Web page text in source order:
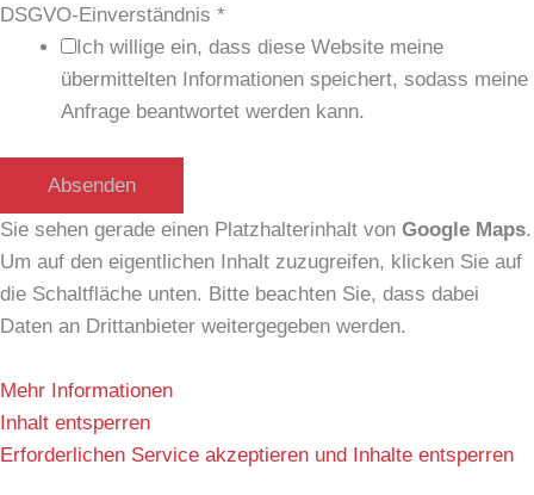
a
m
e
DSGVO-Einverständnis *
Ich willige ein, dass diese Website meine
übermittelten Informationen speichert, sodass meine
Anfrage beantwortet werden kann.
Absenden
Sie sehen gerade einen Platzhalterinhalt von Google Maps.
Um auf den eigentlichen Inhalt zuzugreifen, klicken Sie auf
die Schaltfläche unten. Bitte beachten Sie, dass dabei
Daten an Drittanbieter weitergegeben werden.
Mehr Informationen
Inhalt entsperren
Erforderlichen Service akzeptieren und Inhalte entsperren